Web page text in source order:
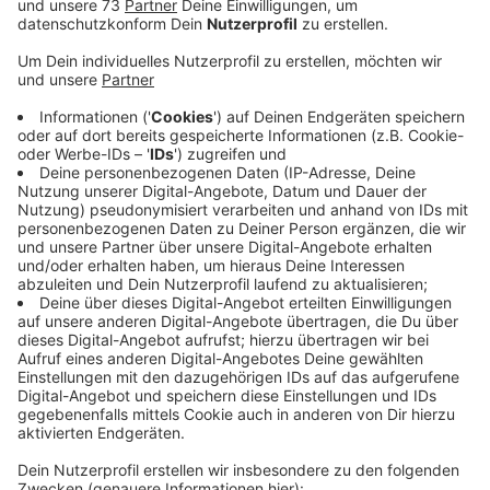
Veröffentlicht:Donnerstag, 29.12.2022 13:36
Anzeige
Overbergturnhalle als Flüchtlingsunterkunft
Anzeige
Die Flüchtlingssituation in Bocholt ist angespannt.
1850 Menschen aus verschiedenen Krisengebieten
leben inzwischen in der Stadt, das sind fast doppelt
so viele wie noch zu Anfang des Jahres und mehr als
während der Flüchtlingskrise 2015. Deshalb soll das
Containerdorf am alten SC 26 Stadion von 80 auf 290
Plätze erweiternt werden. Da das etwas dauert, wird
eventuell die bereits hergerichtete Overbergturnhalle